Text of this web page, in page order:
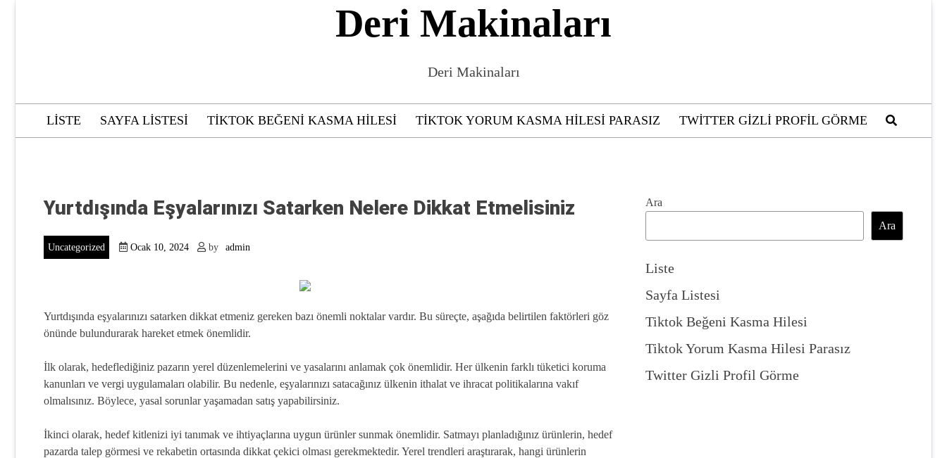
Deri Makinaları
Deri Makinaları
LISTE SAYFA LISTESI TIKTOK BEĞENI KASMA HILESI TIKTOK YORUM KASMA HILESI PARASIZ TWITTER GIZLI PROFIL GÖRME
Yurtdışında Eşyalarınızı Satarken Nelere Dikkat Etmelisiniz
Uncategorized Ocak 10, 2024 by admin
Yurtdışında eşyalarınızı satarken dikkat etmeniz gereken bazı önemli noktalar vardır. Bu süreçte, aşağıda belirtilen faktörleri göz
önünde bulundurarak hareket etmek önemlidir.
İlk olarak, hedeflediğiniz pazarın yerel düzenlemelerini ve yasalarını anlamak çok önemlidir. Her ülkenin farklı tüketici koruma
kanunları ve vergi uygulamaları olabilir. Bu nedenle, eşyalarınızı satacağınız ülkenin ithalat ve ihracat politikalarına vakıf
olmalısınız. Böylece, yasal sorunlar yaşamadan satış yapabilirsiniz.
İkinci olarak, hedef kitlenizi iyi tanımak ve ihtiyaçlarına uygun ürünler sunmak önemlidir. Satmayı planladığınız ürünlerin, hedef
pazarda talep görmesi ve rekabetin ortasında dikkat çekici olması gerekmektedir. Yerel trendleri araştırarak, hangi ürünlerin
Ara
Ara
Liste
Sayfa Listesi
Tiktok Beğeni Kasma Hilesi
Tiktok Yorum Kasma Hilesi Parasız
Twitter Gizli Profil Görme